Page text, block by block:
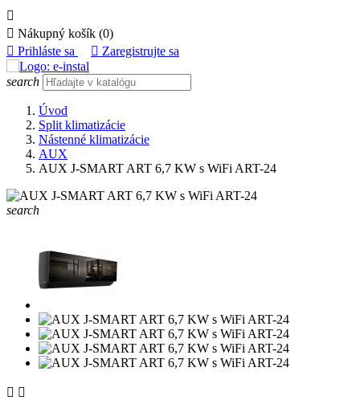

 Nákupný košík (0)
 Prihláste sa  Zaregistrujte sa
search
Úvod
Split klimatizácie
Nástenné klimatizácie
AUX
AUX J-SMART ART 6,7 KW s WiFi ART-24
search
 